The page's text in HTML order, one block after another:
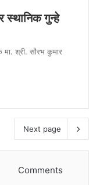
स्थानिक गुन्हे
मा. श्री. सौरभ कुमार
Next page
Comments